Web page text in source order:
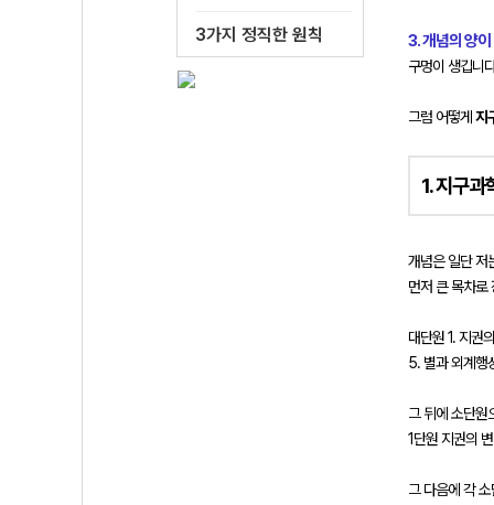
3가지 정직한 원칙 3. 개념의 양이
구멍이 생깁니
그럼 어떻게 지
1. 지구과
개념은 일단 저
먼저 큰 목차로
대단원 1. 지권
5. 별과 외계행
그 뒤에 소단원
1단원 지권의
그 다음에 각